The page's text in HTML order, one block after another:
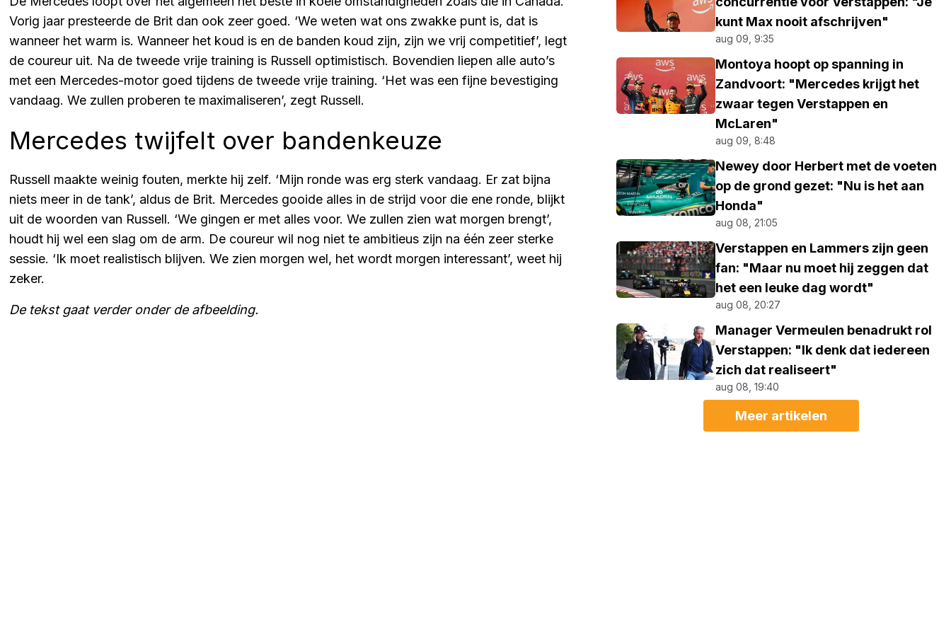
Vorig jaar presteerde de Brit dan ook zeer goed. ‘We weten wat ons zwakke punt is, dat is
wanneer het warm is. Wanneer het koud is en de banden koud zijn, zijn we vrij competitief’, legt
de coureur uit. Na de tweede vrije training is Russell optimistisch. Bovendien liepen alle auto’s
met een Mercedes-motor goed tijdens de tweede vrije training. ‘Het was een fijne bevestiging
vandaag. We zullen proberen te maximaliseren’, zegt Russell.
Mercedes twijfelt over bandenkeuze
Russell maakte weinig fouten, merkte hij zelf. ‘Mijn ronde was erg sterk vandaag. Er zat bijna
niets meer in de tank’, aldus de Brit. Mercedes gooide alles in de strijd voor die ene ronde, blijkt
uit de woorden van Russell. ‘We gingen er met alles voor. We zullen zien wat morgen brengt’,
houdt hij wel een slag om de arm. De coureur wil nog niet te ambitieus zijn na één zeer sterke
sessie. ‘Ik moet realistisch blijven. We zien morgen wel, het wordt morgen interessant’, weet hij
zeker.
De tekst gaat verder onder de afbeelding.
kunt Max nooit afschrijven"
aug 09, 9:35
Montoya hoopt op spanning in
Zandvoort: "Mercedes krijgt het
zwaar tegen Verstappen en
McLaren"
aug 09, 8:48
Newey door Herbert met de voeten
op de grond gezet: "Nu is het aan
Honda"
aug 08, 21:05
Verstappen en Lammers zijn geen
fan: "Maar nu moet hij zeggen dat
het een leuke dag wordt"
aug 08, 20:27
Manager Vermeulen benadrukt rol
Verstappen: "Ik denk dat iedereen
zich dat realiseert"
aug 08, 19:40
Meer artikelen